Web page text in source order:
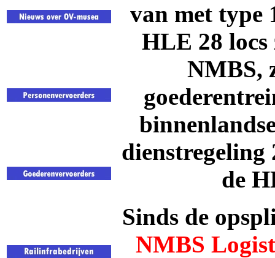
van met type
HLE 28 locs
NMBS,
dienstregeling
de
Sinds de
NMBS